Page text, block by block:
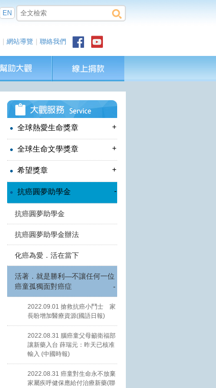
EN
網站導覽 聯絡我們
全球熱愛生命獎章 +
全球生命文學獎章 +
希望獎章 +
抗癌圓夢助學金 -
抗癌圓夢助學金
抗癌圓夢助學金辦法
化癌為愛．活在當下
活著．就是勝利—不讓任何一位
癌童孤獨面對癌症
-
2022.09.01 搶救抗癌小鬥士 家
長盼增加醫療資源(國語日報)
2022.08.31 腦癌童父母籲衛福部
讓新藥入台 薛瑞元：昨天已核准
輸入 (中國時報)
2022.08.31 癌童對生命永不放棄
家屬疾呼健保應給付治療新藥(聯